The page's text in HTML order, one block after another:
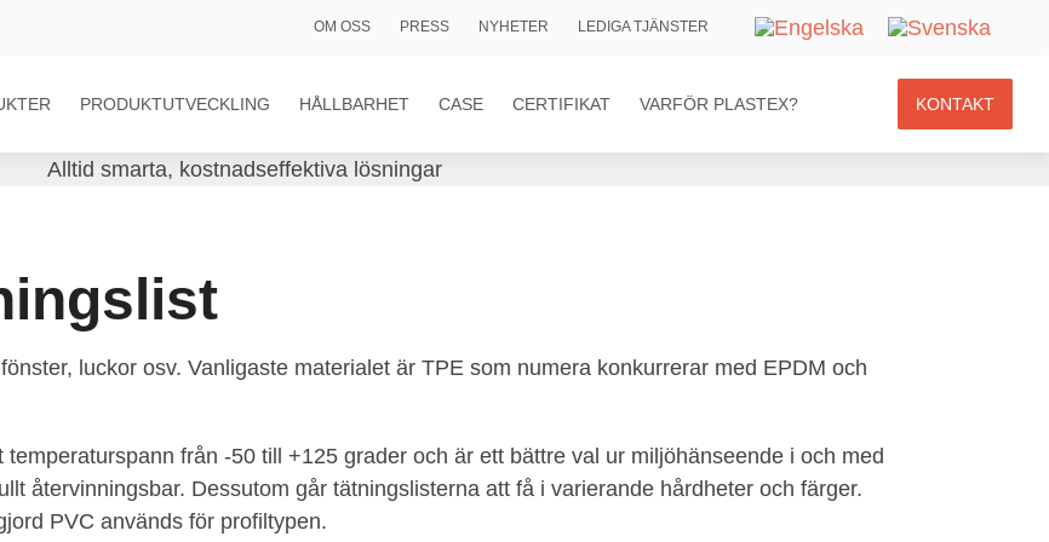
OM OSS PRESS NYHETER LEDIGA TJÄNSTER
PRODUKTUTVECKLING HÅLLBARHET CASE CERTIFIKAT VARFÖR PLASTEX? KONTAKT
luckor osv. Vanligaste materialet är TPE som numera konkurrerar med EPDM och
temperaturspann från -50 till +125 grader och är ett bättre val ur miljöhänseende i och med
återvinningsbar. Dessutom går tätningslisterna att få i varierande hårdheter och färger.
PVC används för profiltypen.